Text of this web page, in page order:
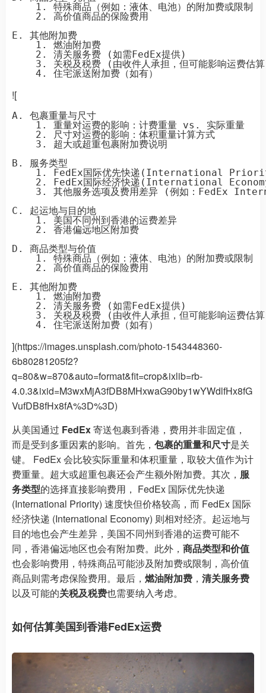
    1. 特殊商品（例如：液体、电池）的附加费或限制
    2. 高价值商品的保险费用
E. 其他附加费
    1. 燃油附加费
    2. 清关服务费 (如需FedEx提供)
3. 关税及税费 (由收件人承担，但可能影响运费估
![
A. 包裹重量与尺寸
    1. 重量对运费的影响：计费重量 vs. 实际重量
    2. 尺寸对运费的影响：体积重量计算方式
    3. 超大或超重包裹附加费说明
B. 服务类型
1. FedEx国际优先快递(International
2. FedEx国际经济快递(International
3. 其他服务选项及费用差异 (例如：FedEx
C. 起运地与目的地
    1. 美国不同州到香港的运费差异
    2. 香港偏远地区附加费
D. 商品类型与价值
    1. 特殊商品（例如：液体、电池）的附加费或限制
    2. 高价值商品的保险费用
E. 其他附加费
    1. 燃油附加费
    2. 清关服务费 (如需FedEx提供)
3. 关税及税费 (由收件人承担，但可能影响运费估
](https://images.unsplash.com/photo-1543448360-
6b80281205f2?
q=80&w=870&auto=format&fit=crop&ixlib=rb-
4.0.3&ixid=M3wxMjA3fDB8MHxwaG90by1wYWdlfHx8fG
VufDB8fHx8fA%3D%3D)
从美国通过 FedEx寄送包裹到香港，费用并非固定值，
而是受到多重因素的影响。首先， 包裹的重量和尺寸是关
键。 FedEx 会比较实际重量和体积重量，取较大值作为计
费重量。超大或超重包裹还会产生额外附加费。其次， 服
务类型的选择直接影响费用， FedEx 国际优先快递
(International Priority) 速度快但价格较高，而 FedEx 国际
经济快递 (International Economy) 则相对经济。起运地与
目的地也会产生差异，美国不同州到香港的运费可能不
同，香港偏远地区也会有附加费。此外， 商品类型和价值
也会影响费用，特殊商品可能涉及附加费或限制，高价值
商品则需考虑保险费用。最后， 燃油附加费 ， 清关服务费
以及可能的关税及税费也需要纳入考虑。
如何估算美国到香港FedEx运费